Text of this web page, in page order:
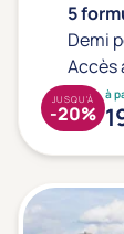
5
Demi
Accès
à
JUSQU'À
-20%